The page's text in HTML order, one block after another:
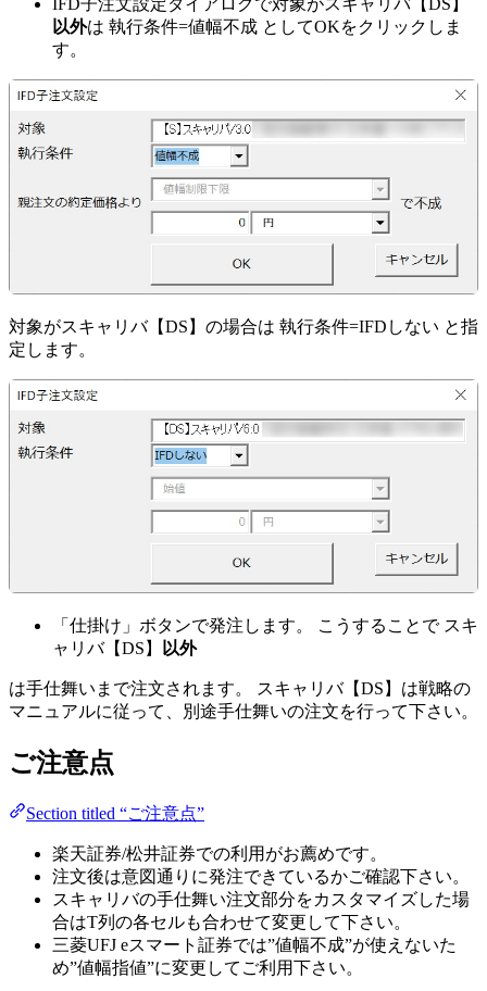
IFD子注文設定ダイアログで対象がスキャリバ【DS】
以外は 執行条件=値幅不成 としてOKをクリックしま
す。
対象がスキャリバ【DS】の場合は 執行条件=IFDしない と指
定します。
「仕掛け」ボタンで発注します。 こうすることで スキ
ャリバ【DS】
以外
は手仕舞いまで注文されます。 スキャリバ【DS】は戦略の
マニュアルに従って、別途手仕舞いの注文を行って下さい。
ご注意点
Section titled “ご注意点”
楽天証券/松井証券での利用がお薦めです。
注文後は意図通りに発注できているかご確認下さい。
スキャリバの手仕舞い注文部分をカスタマイズした場
合はT列の各セルも合わせて変更して下さい。
三菱UFJ eスマート証券では”値幅不成”が使えないた
め”値幅指値”に変更してご利用下さい。